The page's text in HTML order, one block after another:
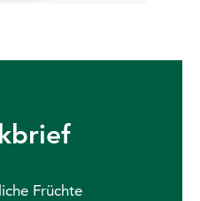
Früchte